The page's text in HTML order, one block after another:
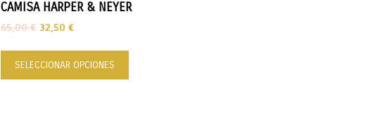
CAMISA HARPER & NEYER
65,00€ 32,50 €
SELECCIONAR OPCIONES